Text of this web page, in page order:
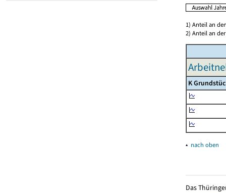
1) Anteil an
2) Anteil an
K
▴ nach oben
Das